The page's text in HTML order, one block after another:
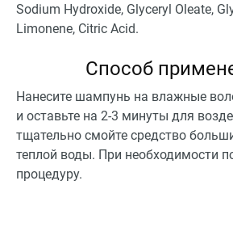
Sodium Hydroxide, Glyceryl Oleate,
Limonene, Citric Acid.
Способ
Нанесите шампунь на влажные
и оставьте на 2-3 минуты для
тщательно смойте средство
теплой воды. При необходимости
процедуру.